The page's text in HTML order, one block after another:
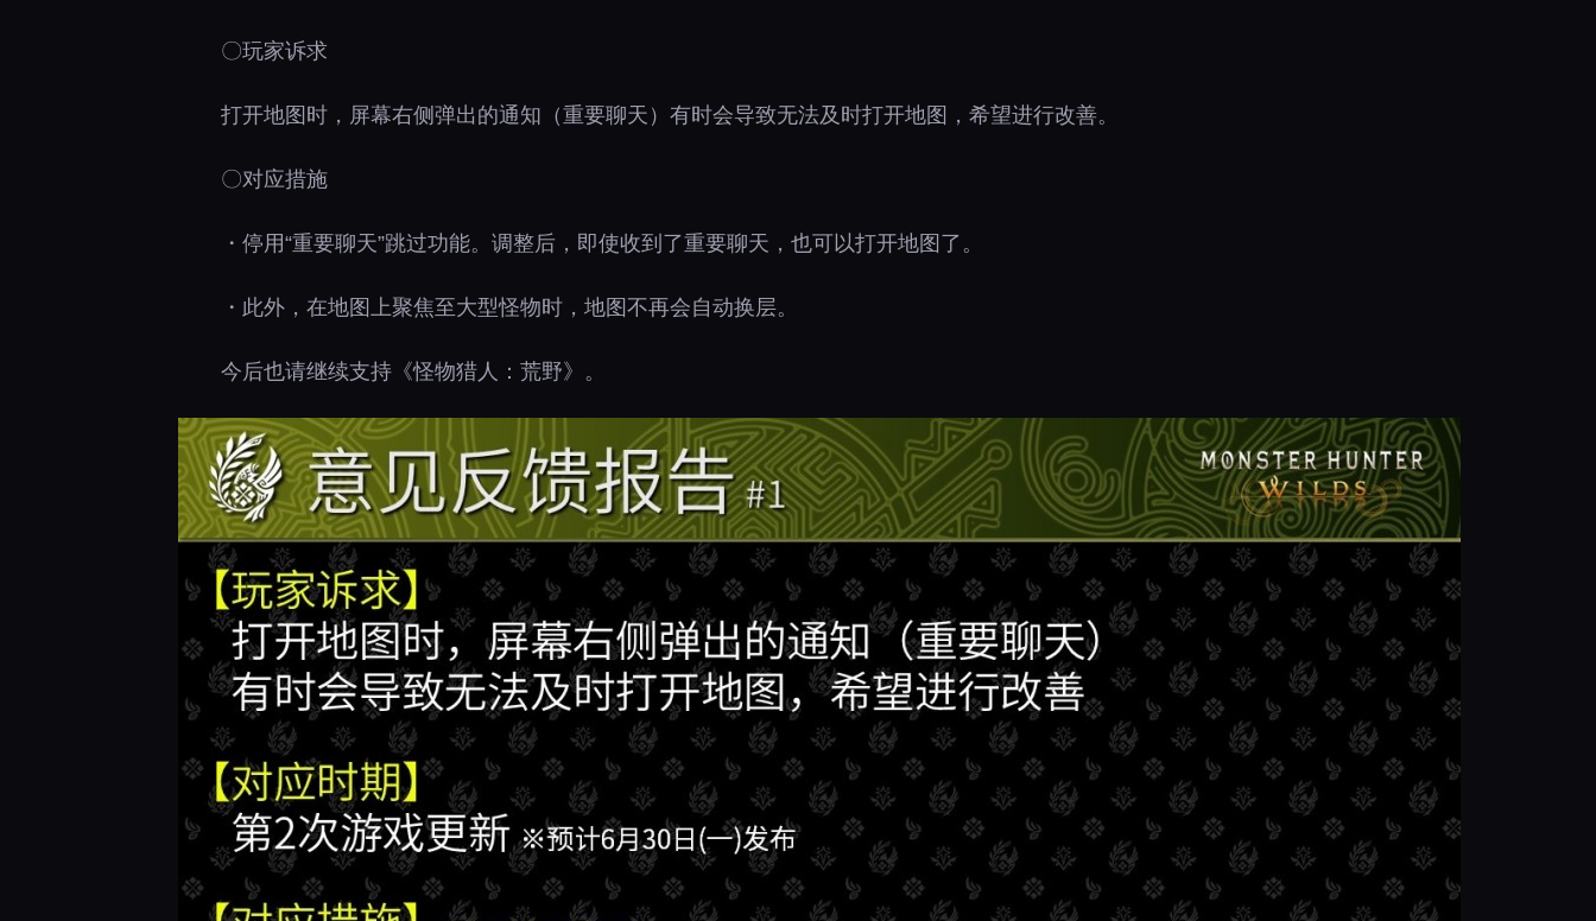
〇玩家诉求
打开地图时，屏幕右侧弹出的通知（重要聊天）有时会导致无法及时打开地图，希望进行改善。
〇对应措施
・停用“重要聊天”跳过功能。调整后，即使收到了重要聊天，也可以打开地图了。
・此外，在地图上聚焦至大型怪物时，地图不再会自动换层。
今后也请继续支持《怪物猎人：荒野》。